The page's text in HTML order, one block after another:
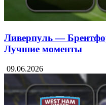
Ливерпуль —
Лучшие моменты
09.06.2026